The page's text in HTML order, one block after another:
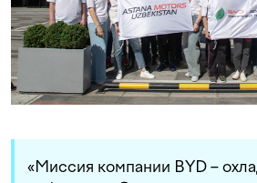
«Миссия компании BYD –